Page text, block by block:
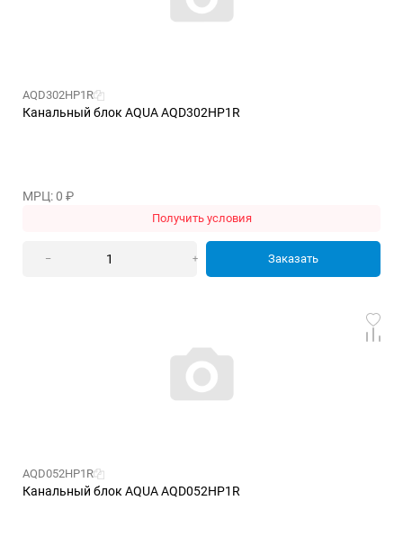
AQD302HP1R
Канальный блок AQUA AQD302HP1R
МРЦ: 0 ₽
Получить условия
– + Заказать
AQD052HP1R
Канальный блок AQUA AQD052HP1R